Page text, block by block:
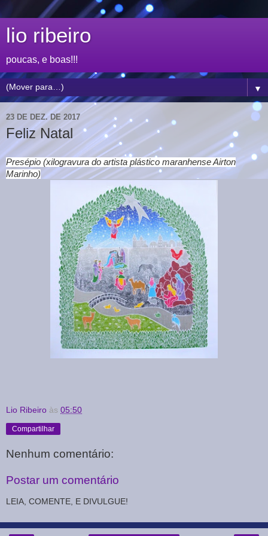
lio ribeiro
poucas, e boas!!!
▼
23 DE DEZ. DE 2017
Feliz Natal
Presépio (xilogravura do artista plástico maranhense Airton
Marinho)
Lio Ribeiro às 05:50
Compartilhar
Nenhum comentário:
Postar um comentário
LEIA, COMENTE, E DIVULGUE!